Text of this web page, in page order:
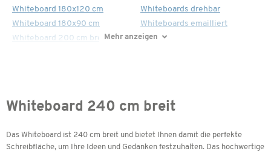
Whiteboard 180x120 cm
Whiteboard 180x90 cm
Whiteboard 200 cm breit
Whiteboards drehbar
Whiteboards emailliert
Mehr anzeigen
Whiteboard 240 cm breit
Das Whiteboard ist 240 cm breit und bietet Ihnen damit die perfekte
Schreibfläche, um Ihre Ideen und Gedanken festzuhalten. Das hochwertige